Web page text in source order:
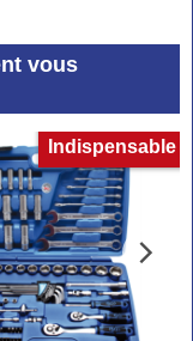
vous
Indispensable